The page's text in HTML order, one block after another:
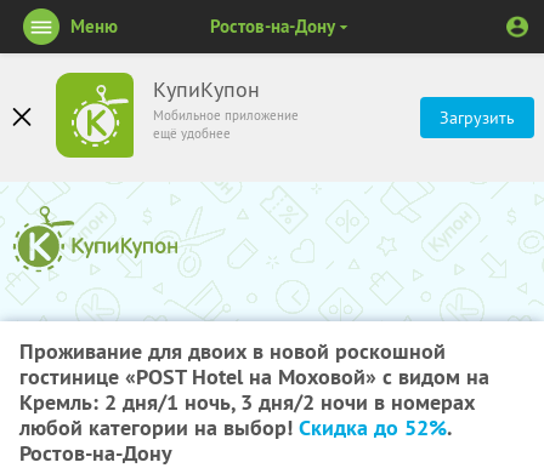
КупиКупон
Мобильное приложение
ещё удобнее
Загрузить
Меню Ростов-на-Дону
Проживание для двоих в новой роскошной
гостинице «POST Hotel на Моховой» с видом на
Кремль: 2 дня/1 ночь, 3 дня/2 ночи в номерах
любой категории на выбор! Скидка до 52%.
Ростов-на-Дону